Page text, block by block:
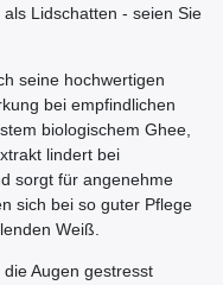
Lidschatten - seien Sie
seine hochwertigen
bei empfindlichen
biologischem Ghee,
lindert bei
sorgt für angenehme
sich bei so guter Pflege
Weiß.
Augen gestresst